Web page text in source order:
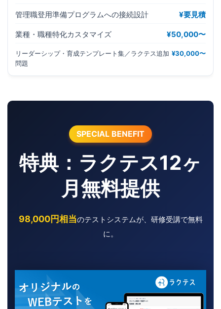
管理職登用準備プログラムへの接続設計 ¥要見積
業種・職種特化カスタマイズ ¥50,000〜
リーダーシップ・育成テンプレート集／ラクテス追加
問題
¥30,000〜
SPECIAL BENEFIT
特典：ラクテス12ヶ
月無料提供
98,000円相当のテストシステムが、研修受講で無料
に。